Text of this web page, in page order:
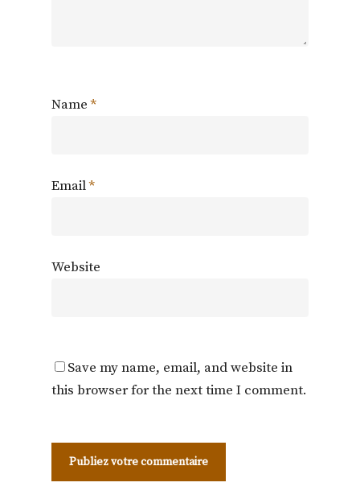
Name*
Email*
Website
Save my name, email, and website in
this browser for the next time I comment.